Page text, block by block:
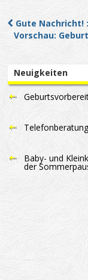
Post
Gute Nachricht!
Vorschau:
Neuigkeiten
Baby- und
der